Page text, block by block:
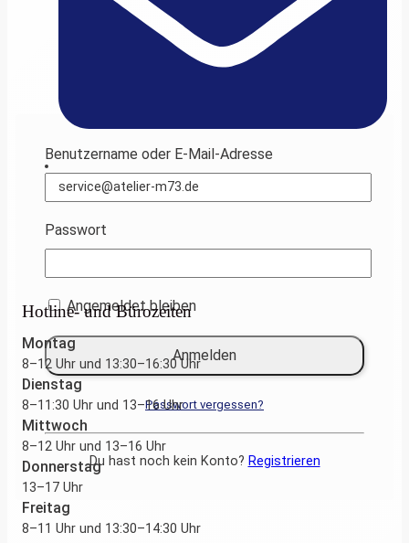
service@atelier-m73.de
Hotline- und Bürozeiten
Montag
8–12 Uhr und 13:30–16:30 Uhr
Dienstag
8–11:30 Uhr und 13–16 Uhr
Mittwoch
8–12 Uhr und 13–16 Uhr
Donnerstag
13–17 Uhr
Freitag
8–11 Uhr und 13:30–14:30 Uhr
Benutzername oder E-Mail-Adresse
Passwort
Angemeldet bleiben
Passwort vergessen?
Du hast noch kein Konto? Registrieren